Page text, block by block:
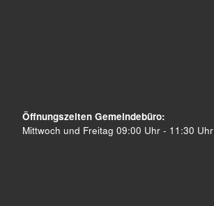
Öffnungszeiten Gemeindebüro:
Mittwoch und Freitag 09:00 Uhr - 11:30 Uhr